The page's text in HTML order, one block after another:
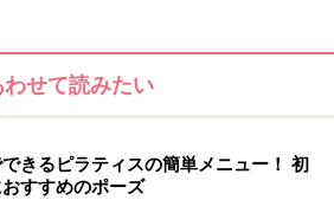
わせて読みたい
きるピラティスの簡単メニュー！ 初
すすめのポーズ